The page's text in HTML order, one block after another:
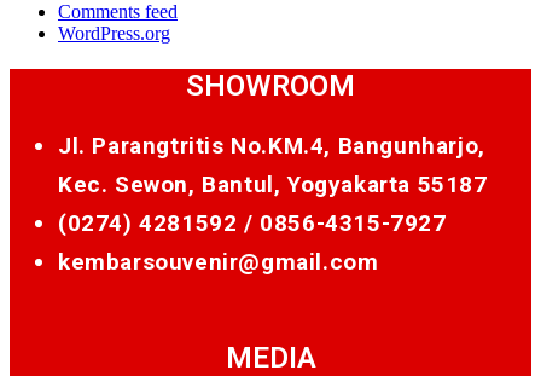
Comments feed
WordPress.org
SHOWROOM
Jl. Parangtritis No.KM.4, Bangunharjo,
Kec. Sewon, Bantul, Yogyakarta 55187
(0274) 4281592 / 0856-4315-7927
kembarsouvenir@gmail.com
MEDIA